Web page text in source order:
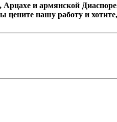
и армянской
цените нашу работу и